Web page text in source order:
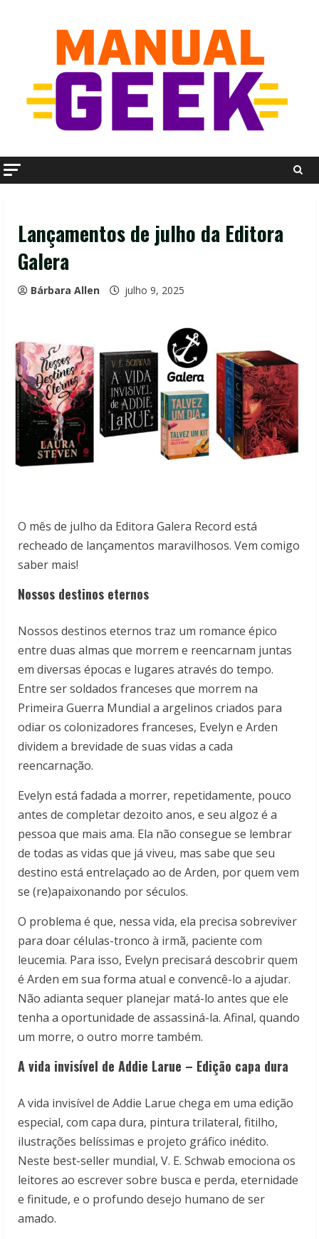
Lançamentos de julho da Editora
Galera
Bárbara Allen julho 9, 2025
O mês de julho da Editora Galera Record está
recheado de lançamentos maravilhosos. Vem comigo
saber mais!
Nossos destinos eternos
Nossos destinos eternos traz um romance épico
entre duas almas que morrem e reencarnam juntas
em diversas épocas e lugares através do tempo.
Entre ser soldados franceses que morrem na
Primeira Guerra Mundial a argelinos criados para
odiar os colonizadores franceses, Evelyn e Arden
dividem a brevidade de suas vidas a cada
reencarnação.
Evelyn está fadada a morrer, repetidamente, pouco
antes de completar dezoito anos, e seu algoz é a
pessoa que mais ama. Ela não consegue se lembrar
de todas as vidas que já viveu, mas sabe que seu
destino está entrelaçado ao de Arden, por quem vem
se (re)apaixonando por séculos.
O problema é que, nessa vida, ela precisa sobreviver
para doar células-tronco à irmã, paciente com
leucemia. Para isso, Evelyn precisará descobrir quem
é Arden em sua forma atual e convencê-lo a ajudar.
Não adianta sequer planejar matá-lo antes que ele
tenha a oportunidade de assassiná-la. Afinal, quando
um morre, o outro morre também.
A vida invisível de Addie Larue – Edição capa dura
A vida invisível de Addie Larue chega em uma edição
especial, com capa dura, pintura trilateral, fitilho,
ilustrações belíssimas e projeto gráfico inédito.
Neste best-seller mundial, V. E. Schwab emociona os
leitores ao escrever sobre busca e perda, eternidade
e finitude, e o profundo desejo humano de ser
amado.